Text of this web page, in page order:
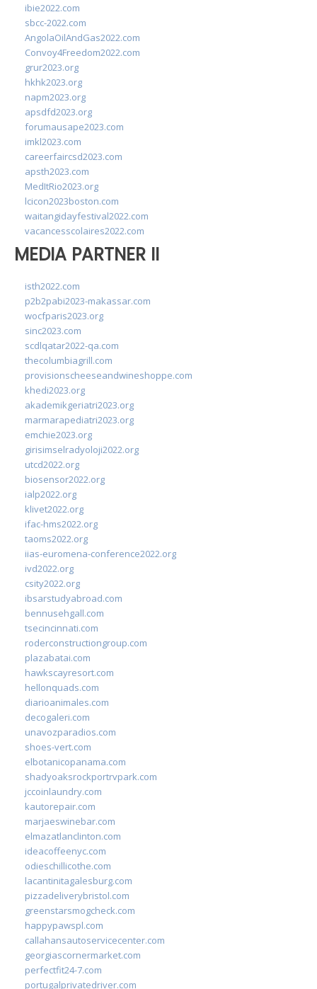
ibie2022.com
sbcc-2022.com
AngolaOilAndGas2022.com
Convoy4Freedom2022.com
grur2023.org
hkhk2023.org
napm2023.org
apsdfd2023.org
forumausape2023.com
imkl2023.com
careerfaircsd2023.com
apsth2023.com
MedItRio2023.org
lcicon2023boston.com
waitangidayfestival2022.com
vacancesscolaires2022.com
MEDIA PARTNER II
isth2022.com
p2b2pabi2023-makassar.com
wocfparis2023.org
sinc2023.com
scdlqatar2022-qa.com
thecolumbiagrill.com
provisionscheeseandwineshoppe.com
khedi2023.org
akademikgeriatri2023.org
marmarapediatri2023.org
emchie2023.org
girisimselradyoloji2022.org
utcd2022.org
biosensor2022.org
ialp2022.org
klivet2022.org
ifac-hms2022.org
taoms2022.org
iias-euromena-conference2022.org
ivd2022.org
csity2022.org
ibsarstudyabroad.com
bennusehgall.com
tsecincinnati.com
roderconstructiongroup.com
plazabatai.com
hawkscayresort.com
hellonquads.com
diarioanimales.com
decogaleri.com
unavozparadios.com
shoes-vert.com
elbotanicopanama.com
shadyoaksrockportrvpark.com
jccoinlaundry.com
kautorepair.com
marjaeswinebar.com
elmazatlanclinton.com
ideacoffeenyc.com
odieschillicothe.com
lacantinitagalesburg.com
pizzadeliverybristol.com
greenstarsmogcheck.com
happypawspl.com
callahansautoservicecenter.com
georgiascornermarket.com
perfectfit24-7.com
portugalprivatedriver.com